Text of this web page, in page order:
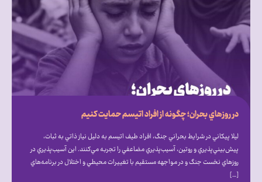
در روزهاي بحران؛ چگونه از افراد اتيسم حمايت كنيم
ليلا پيكاني در شرايط بحراني جنگ، افراد طيف اتيسم به دليل نياز ذاتي به ثبات،
پيش‌بيني‌پذيري و روتين، آسيب‌پذيري مضاعفي را تجربه مي‌كنند. اين آسيب‌پذيري در
روزهاي نخست جنگ و در مواجهه مستقيم با تغييرات محيطي و اختلال در برنامه‌هاي
[…]